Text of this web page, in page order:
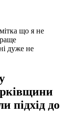
що я не
дуже не
підхід до